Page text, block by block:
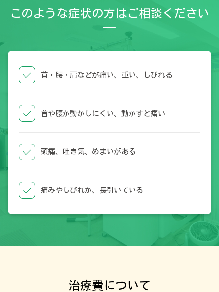
このような症状の方はご相談ください
首・腰・肩などが痛い、重い、しびれる
首や腰が動かしにくい、動かすと痛い
頭痛、吐き気、めまいがある
痛みやしびれが、長引いている
治療費について